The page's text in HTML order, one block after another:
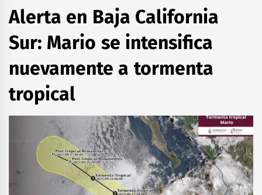
Alerta en Baja California
Sur: Mario se intensifica
nuevamente a tormenta
tropical